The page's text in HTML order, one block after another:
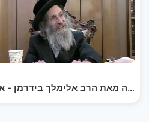
דברים קצרים
פרה מאת הרב אלימלך בידרמן -